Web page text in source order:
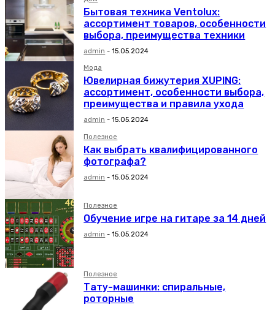
Бытовая техника Ventolux:
ассортимент товаров, особенности
выбора, преимущества техники
admin - 15.05.2024
Мода
Ювелирная бижутерия XUPING:
ассортимент, особенности выбора,
преимущества и правила ухода
admin - 15.05.2024
Полезное
Как выбрать квалифицированного
фотографа?
admin - 15.05.2024
Полезное
Обучение игре на гитаре за 14 дней
admin - 15.05.2024
Полезное
Тату-машинки: спиральные,
роторные